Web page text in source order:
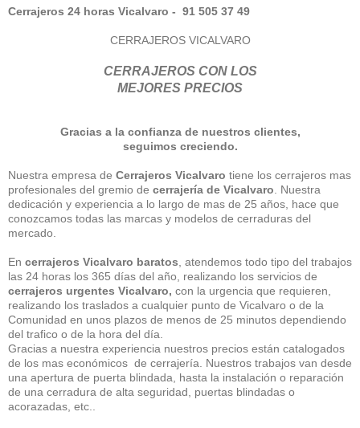
Cerrajeros 24 horas Vicalvaro - 91 505 37 49
CERRAJEROS VICALVARO
CERRAJEROS CON LOS
MEJORES PRECIOS
Gracias a la confianza de nuestros clientes,
seguimos creciendo.
Nuestra empresa de Cerrajeros Vicalvaro tiene los cerrajeros mas
profesionales del gremio de cerrajería de Vicalvaro . Nuestra
dedicación y experiencia a lo largo de mas de 25 años, hace que
conozcamos todas las marcas y modelos de cerraduras del
mercado.
En cerrajeros Vicalvaro baratos , atendemos todo tipo del trabajos
las 24 horas los 365 días del año, realizando los servicios de
cerrajeros urgentes Vicalvaro, con la urgencia que requieren,
realizando los traslados a cualquier punto de Vicalvaro o de la
Comunidad en unos plazos de menos de 25 minutos dependiendo
del trafico o de la hora del día.
Gracias a nuestra experiencia nuestros precios están catalogados
de los mas económicos de cerrajería. Nuestros trabajos van desde
una apertura de puerta blindada, hasta la instalación o reparación
de una cerradura de alta seguridad, puertas blindadas o
acorazadas, etc..